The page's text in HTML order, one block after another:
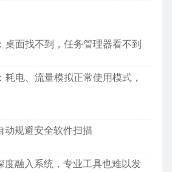
：桌面找不到，任务管理器看不到
耗电、流量模拟正常使用模式，
动规避安全软件扫描
度融入系统，专业工具也难以发